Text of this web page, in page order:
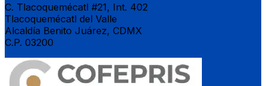
C. Tlacoquemécatl #21, Int. 402
Tlacoquemécatl del Valle
Alcaldía Benito Juárez, CDMX
C.P. 03200